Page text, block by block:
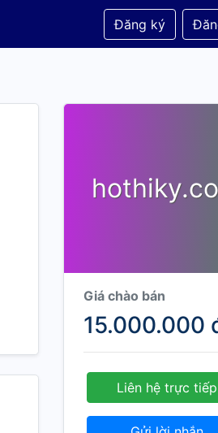
Đăng ký
Giá chào bán
15.000.000
Liên hệ trực tiếp